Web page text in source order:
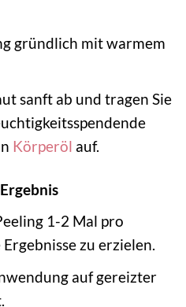
gründlich mit warmem
sanft ab und tragen Sie
Körperöl auf.
1-2 Mal pro
zu erzielen.
auf gereizter